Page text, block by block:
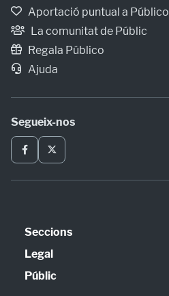
Aportació puntual a Público
La comunitat de Públic
Regala Público
Ajuda
Segueix-nos
Seccions
Política
Opinió
Legal
Avís legal
Públic